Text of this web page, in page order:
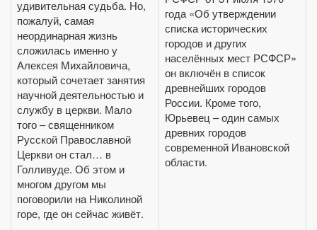
удивительная судьба. Но,
пожалуй, самая
неординарная жизнь
сложилась именно у
Алексея Михайловича,
который сочетает занятия
научной деятельностью и
службу в церкви. Мало
того – священником
Русской Православной
Церкви он стал… в
Голливуде. Об этом и
многом другом мы
поговорили на Николиной
горе, где он сейчас живёт.
года «Об утверждении
списка исторических
городов и других
населённых мест РСФСР»
он включён в список
древнейших городов
России. Кроме того,
Юрьевец – один самых
древних городов
современной Ивановской
области.